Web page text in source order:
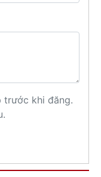
trước khi đăng.